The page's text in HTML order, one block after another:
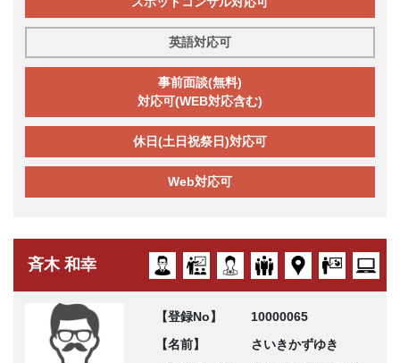
英語対応可
事前面談(無料)
対応可(WEB対応含む)
休日(土日祝祭日)対応可
Web対応可
斉木 和幸
【登録No】
10000065
【名前】
さいきかずゆき